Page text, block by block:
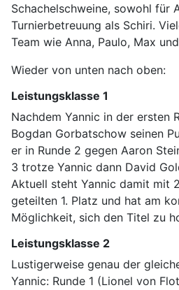
Schachelschweine, sowohl für
Turnierbetreuung als Schiri.
Team wie Anna, Paulo, Max
Wieder von unten nach oben:
Leistungsklasse 1
Nachdem Yannic in der ersten
Bogdan Gorbatschow seinen
er in Runde 2 gegen Aaron
3 trotze Yannic dann David
Aktuell steht Yannic damit mit
geteilten 1. Platz und hat am
Möglichkeit, sich den Titel zu
Leistungsklasse 2
Lustigerweise genau der
Yannic: Runde 1 (Lionel von